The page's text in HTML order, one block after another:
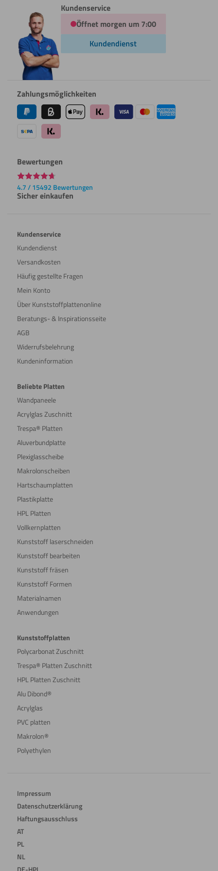
Kundenservice
Öffnet morgen um 7:00
Kundendienst
Zahlungsmöglichkeiten
Bewertungen
4.7 / 15492 Bewertungen
Sicher einkaufen
Kundenservice
Kundendienst
Versandkosten
Häufig gestellte Fragen
Mein Konto
Über Kunststoffplattenonline
Beratungs- & Inspirationsseite
AGB
Widerrufsbelehrung
Kundeninformation
Beliebte Platten
Wandpaneele
Acrylglas Zuschnitt
Trespa® Platten
Aluverbundplatte
Plexiglasscheibe
Makrolonscheiben
Hartschaumplatten
Plastikplatte
HPL Platten
Vollkernplatten
Kunststoff laserschneiden
Kunststoff bearbeiten
Kunststoff fräsen
Kunststoff Formen
Materialnamen
Anwendungen
Kunststoffplatten
Polycarbonat Zuschnitt
Trespa® Platten Zuschnitt
HPL Platten Zuschnitt
Alu Dibond®
Acrylglas
PVC platten
Makrolon®
Polyethylen
Impressum
Datenschutzerklärung
Haftungsausschluss
AT
PL
NL